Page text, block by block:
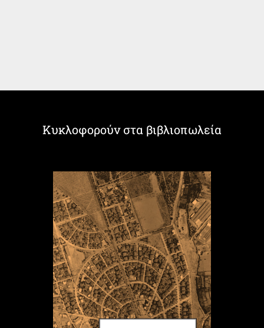
Κυκλοφορούν στα βιβλιοπωλεία